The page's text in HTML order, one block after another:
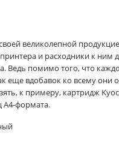
великолепной
и расходники к ним
Ведь помимо того, что
еще вдобавок ко всему они
к примеру, картридж
А4-формата.